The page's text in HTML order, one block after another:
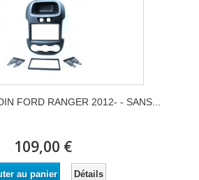
FORD RANGER 2012- - SANS...
109,00 €
au panier Détails